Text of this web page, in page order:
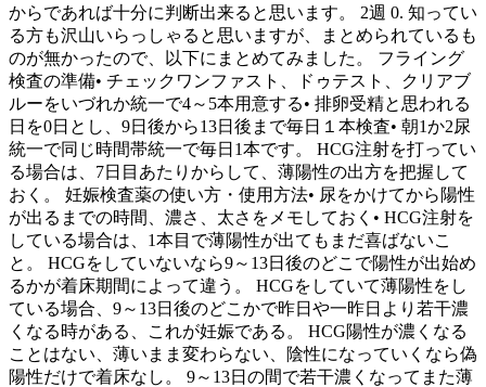
からであれば十分に判断出来ると思います。 2週 0. 知ってい
る方も沢山いらっしゃると思いますが、まとめられているも
のが無かったので、以下にまとめてみました。 フライング
検査の準備• チェックワンファスト、ドゥテスト、クリアブ
ルーをいづれか統一で4～5本用意する• 排卵受精と思われる
日を0日とし、9日後から13日後まで毎日１本検査• 朝1か2尿
統一で同じ時間帯統一で毎日1本です。 HCG注射を打ってい
る場合は、7日目あたりからして、薄陽性の出方を把握して
おく。 妊娠検査薬の使い方・使用方法• 尿をかけてから陽性
が出るまでの時間、濃さ、太さをメモしておく• HCG注射を
している場合は、1本目で薄陽性が出てもまだ喜ばないこ
と。 HCGをしていないなら9～13日後のどこで陽性が出始め
るかが着床期間によって違う。 HCGをしていて薄陽性をし
ている場合、9～13日後のどこかで昨日や一昨日より若干濃
くなる時がある、これが妊娠である。 HCG陽性が濃くなる
ことはない、薄いまま変わらない、陰性になっていくなら偽
陽性だけで着床なし。 9～13日の間で若干濃くなってまた薄